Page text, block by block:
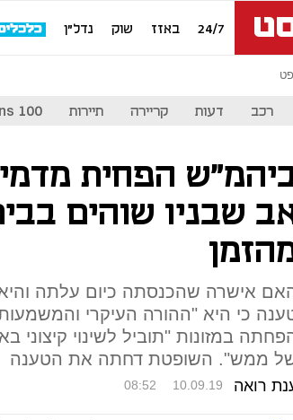
24/7 באזז שוק נדל"ן
רכב דעות קריירה תיירות 100
הפחית
שבניו שוהים
אישרה שהכנסתה כיום עלתה
כי היא "ההורה העיקרי
במזונות "תוביל לשינוי קיצוני
ממש". השופטת דחתה את הטענה
רואה 08:52 10.09.19